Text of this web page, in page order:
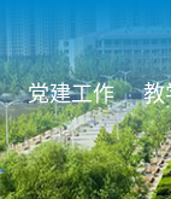
党建工作 教